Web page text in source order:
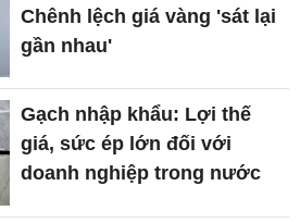
Chênh lệch giá vàng 'sát lại
gần nhau'
Gạch nhập khẩu: Lợi thế
giá, sức ép lớn đối với
doanh nghiệp trong nước